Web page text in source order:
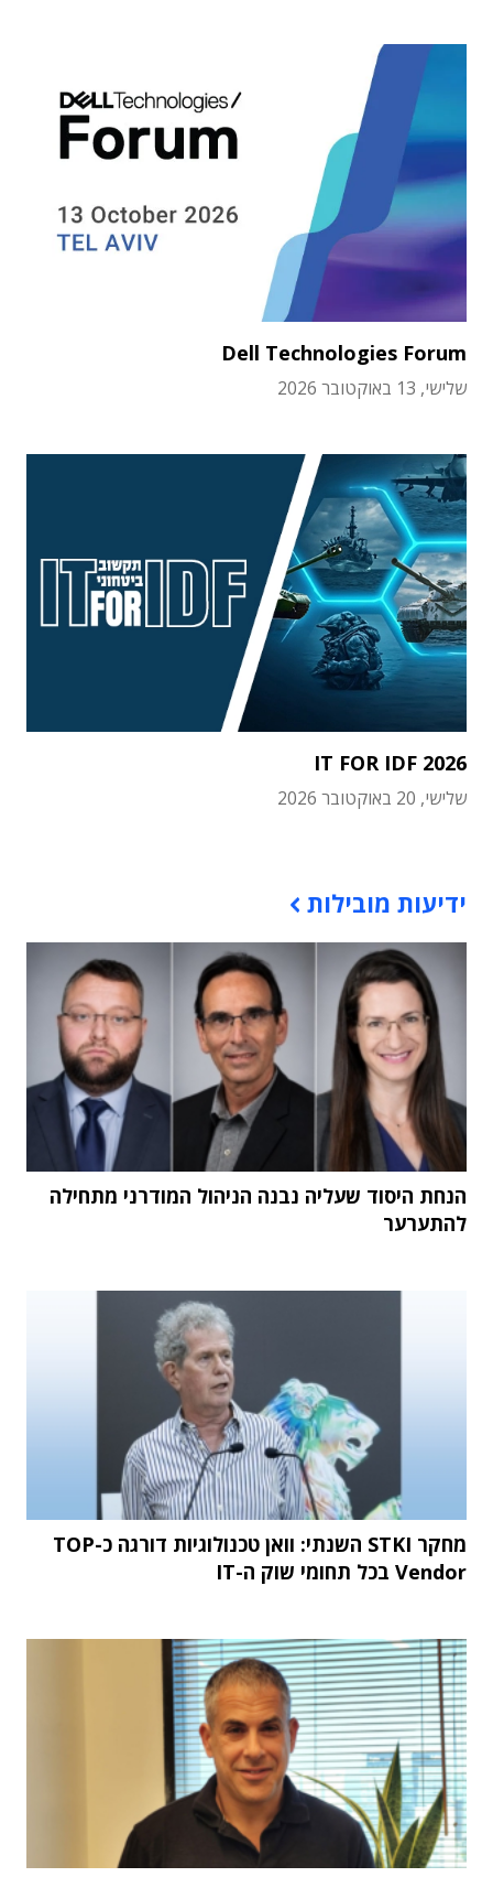
Dell Technologies Forum
שלישי, 13 באוקטובר 2026
IT FOR IDF 2026
שלישי, 20 באוקטובר 2026
ידיעות מובילות
הנחת היסוד שעליה נבנה הניהול המודרני מתחילה
להתערער
מחקר STKI השנתי: וואן טכנולוגיות דורגה כ-TOP
Vendor בכל תחומי שוק ה-IT